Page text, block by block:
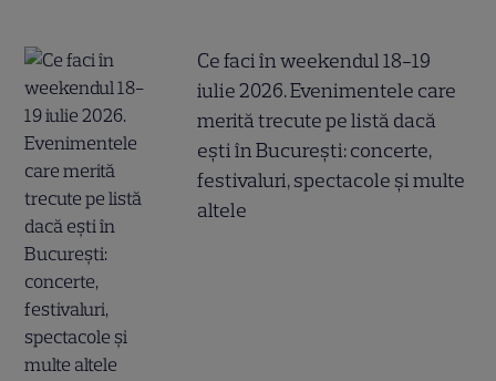
Ce faci în weekendul 18-19
iulie 2026. Evenimentele care
merită trecute pe listă dacă
ești în București: concerte,
festivaluri, spectacole și multe
altele